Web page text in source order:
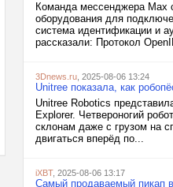
Команда мессенджера Max
оборудования для
система идентификации и
рассказали: Протокол
3Dnews.ru , 2025-08-06 13:24
Unitree показала, как
Unitree Robotics
Explorer. Четвероногий
склонам даже с грузом на
двигаться вперёд по...
iXBT, 2025-08-06 13:17
Самый продаваемый пикап